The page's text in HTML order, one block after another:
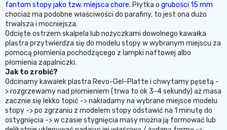
fantom stopy jako tzw. miejsca chore. Płytka o grubości 15 mm
chociaż ma podobne właściwości do parafiny, to jest ona dużo
trwalsza i mocniejsza.
Odcięte ostrzem skalpela lub nożyczkami dowolnego kawałka
plastra przytwierdza się do modelu stopy w wybranym miejscu za
pomocą płomienia pochodzącego z lampki naftowej albo
płomienia zapalniczki.
Jak to zrobić?
Odcinamy kawałek plastra Revo-Gel-Platte i chwytamy pęsetą -
> rozgrzewamy nad płomieniem (trwa to ok 3-4 sekundy) aż masa
zacznie się lekko topić -> nakładamy na wybrane miejsce modelu
stopy -> po zgrzaniu z modelem stopy odstawić na 1 minutę do
ostygnięcia -> w czasie stygnięcia masy można ją formować lub